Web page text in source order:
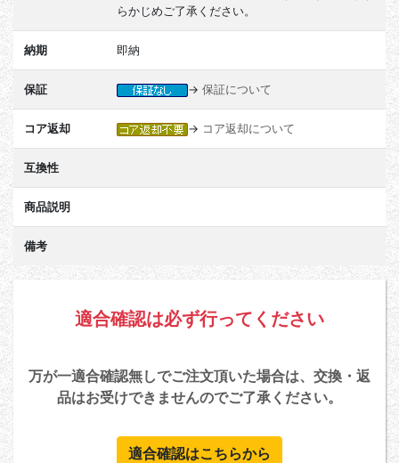
らかじめご了承ください。
納期 即納
保証 → 保証について
コア返却 → コア返却について
互換性
商品説明
備考
適合確認は必ず行ってください
万が一適合確認無しでご注文頂いた場合は、交換・返
品はお受けできませんのでご了承ください。
適合確認はこちらから